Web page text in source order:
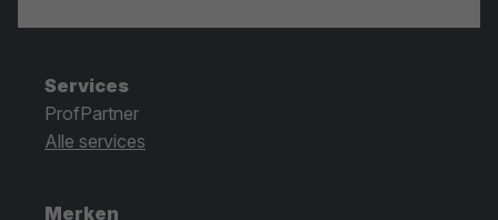
Services
ProfPartner
Alle services
Merken